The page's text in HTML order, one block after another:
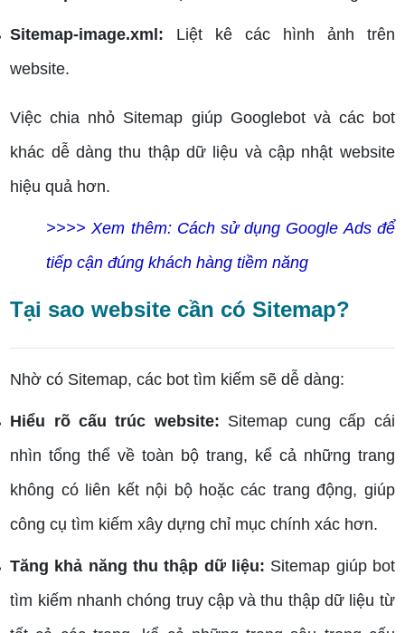
Sitemap-image.xml: Liệt kê các hình ảnh trên
website.
Việc chia nhỏ Sitemap giúp Googlebot và các bot
khác dễ dàng thu thập dữ liệu và cập nhật website
hiệu quả hơn.
>>>> Xem thêm: Cách sử dụng Google Ads để
tiếp cận đúng khách hàng tiềm năng
Tại sao website cần có Sitemap?
Nhờ có Sitemap, các bot tìm kiếm sẽ dễ dàng:
Hiểu rõ cấu trúc website: Sitemap cung cấp cái
nhìn tổng thể về toàn bộ trang, kể cả những trang
không có liên kết nội bộ hoặc các trang động, giúp
công cụ tìm kiếm xây dựng chỉ mục chính xác hơn.
Tăng khả năng thu thập dữ liệu: Sitemap giúp bot
tìm kiếm nhanh chóng truy cập và thu thập dữ liệu từ